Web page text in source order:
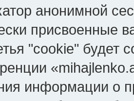
анонимной
присвоенные
"cookie" будет
информации о